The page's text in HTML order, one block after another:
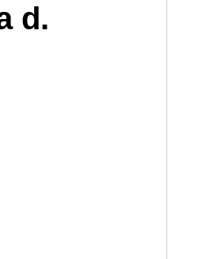
d.